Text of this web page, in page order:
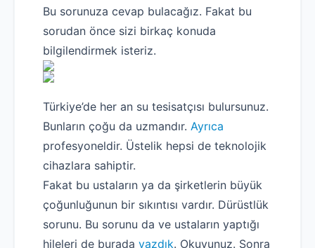
Bu sorunuza cevap bulacağız. Fakat bu
sorudan önce sizi birkaç konuda
bilgilendirmek isteriz.
Türkiye’de her an su tesisatçısı bulursunuz.
Bunların çoğu da uzmandır. Ayrıca
profesyoneldir. Üstelik hepsi de teknolojik
cihazlara sahiptir.
Fakat bu ustaların ya da şirketlerin büyük
çoğunluğunun bir sıkıntısı vardır. Dürüstlük
sorunu. Bu sorunu da ve ustaların yaptığı
hileleri de burada yazdık. Okuyunuz. Sonra